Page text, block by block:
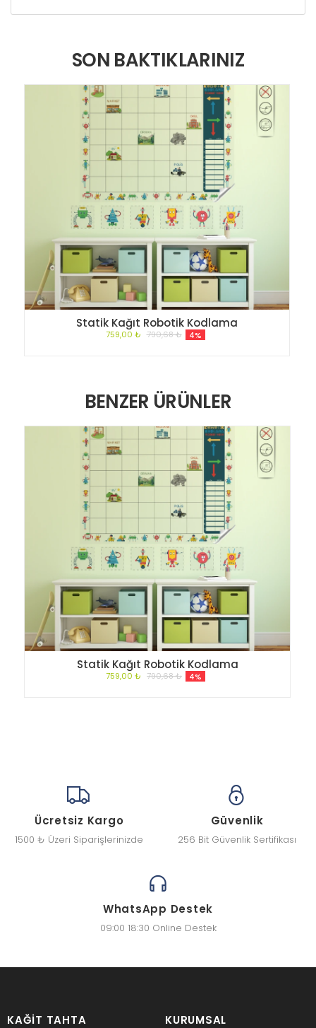
SON BAKTIKLARINIZ
Statik Kağıt Robotik Kodlama
759,00 ₺ 790,68 ₺ 4%
BENZER ÜRÜNLER
Statik Kağıt Robotik Kodlama
759,00 ₺ 790,68 ₺ 4%
Ücretsiz Kargo
1500 ₺ Üzeri Siparişlerinizde
Güvenlik
256 Bit Güvenlik Sertifikası
WhatsApp Destek
09:00 18:30 Online Destek
KAĞIT TAHTA KURUMSAL